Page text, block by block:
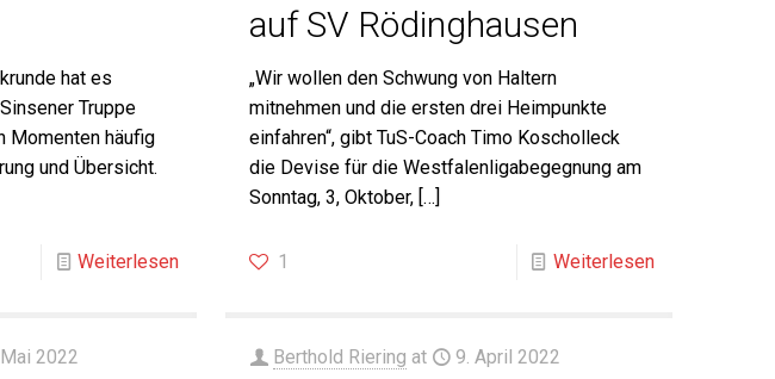
hat es
Truppe
Momenten häufig
und Übersicht.
Weiterlesen
auf SV Rödinghausen
„Wir wollen den Schwung von Haltern
mitnehmen und die ersten drei Heimpunkte
einfahren“, gibt TuS-Coach Timo Koscholleck
die Devise für die Westfalenligabegegnung am
Sonntag, 3, Oktober, […]
1 Weiterlesen
2022 Berthold Riering at 9. April 2022